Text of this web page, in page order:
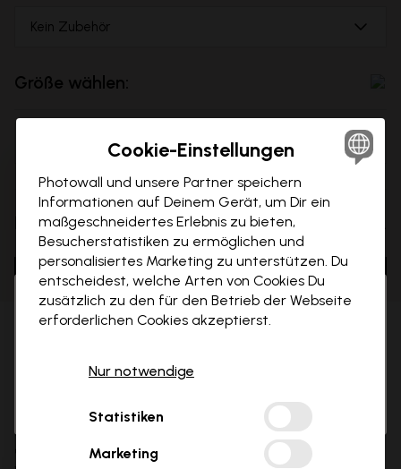
Hi there!
It looks like you are visiting us from USA.
Kein Zubehör
Größe wählen:
Preis:
In den Warenkorb
Abheben
Abheben Poster. Liebhaber der Luftfahrt werden es sicher zu
schätzen wissen, wenn sie bei Ihnen zu Hause oder im Büro
einen solchen Anblick vorfinden. Die Skyline der Stadt
3 kostenlose Muster
Hol dir 3 Tapetenmuster gratis nach Hause.
Email
Für ein Projekt
Code anfordern
Cookie-Einstellungen
Photowall und unsere Partner speichern
Informationen auf Deinem Gerät, um Dir ein
maßgeschneidertes Erlebnis zu bieten,
Besucherstatistiken zu ermöglichen und
personalisiertes Marketing zu unterstützen. Du
entscheidest, welche Arten von Cookies Du
zusätzlich zu den für den Betrieb der Webseite
erforderlichen Cookies akzeptierst.
Nur notwendige
Statistiken
Marketing